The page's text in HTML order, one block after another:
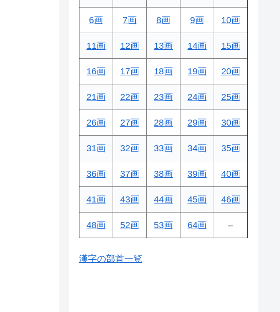
6画 7画 8画 9画 10画
11画 12画 13画 14画 15画
16画 17画 18画 19画 20画
21画 22画 23画 24画 25画
26画 27画 28画 29画 30画
31画 32画 33画 34画 35画
36画 37画 38画 39画 40画
41画 43画 44画 45画 46画
48画 52画 53画 64画 –
漢字の部首一覧